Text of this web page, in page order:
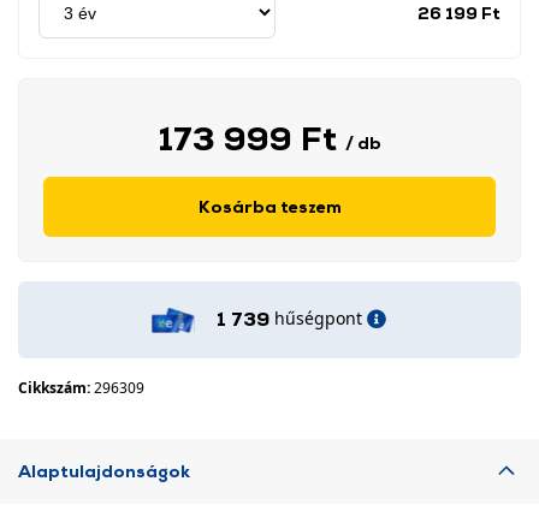
26 199 Ft
173 999 Ft / db
Kosárba teszem
1 739 hűségpont
Cikkszám:296309
Alaptulajdonságok